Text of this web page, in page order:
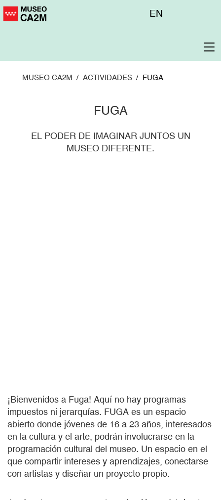
Pasar
Menú
EN
MUSEO CA2M ACTIVIDADES FUGA
FUGA
EL PODER DE IMAGINAR JUNTOS UN
MUSEO DIFERENTE.
¡Bienvenidos a Fuga! Aquí no hay programas
impuestos ni jerarquías. FUGA es un espacio
abierto donde jóvenes de 16 a 23 años, interesados
en la cultura y el arte, podrán involucrarse en la
programación cultural del museo. Un espacio en el
que compartir intereses y aprendizajes, conectarse
con artistas y diseñar un proyecto propio.